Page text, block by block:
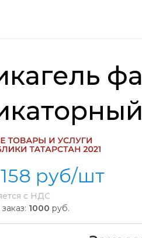
158 руб/шт
с НДС
1000 руб.